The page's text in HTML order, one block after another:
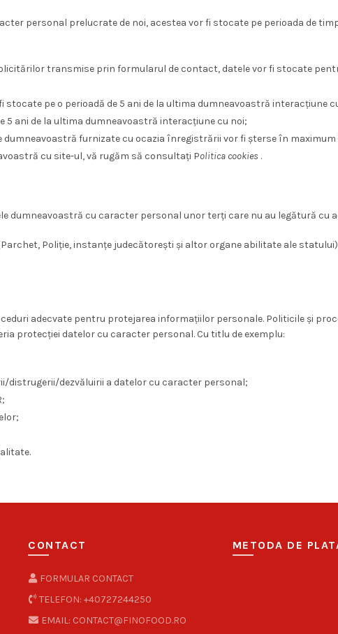
personal prelucrate de noi, acestea vor fi stocate pe perioada de
transmise prin formularul de contact, datele vor fi stocate
pe o perioadă de 5 ani de la ultima dumneavoastră interacțiune
5 ani de la ultima dumneavoastră interacțiune cu noi;
furnizate cu ocazia înregistrării vor fi șterse în maximum
cu site-ul, vă rugăm să consultați Politica cookies .
dumneavoastră cu caracter personal unor terți care nu au legătură cu
Poliție, instanțe judecătorești și altor organe abilitate ale
adecvate pentru protejarea informațiilor personale. Politicile și
protecției datelor cu caracter personal. Cu titlu de exemplu:
distrugerii/dezvăluirii a datelor cu caracter personal;
CONTACT
FORMULAR CONTACT
TELEFON: +40727244250
EMAIL: CONTACT@FINOFOOD.RO
METODA DE